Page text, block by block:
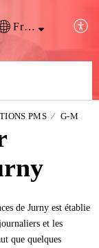
Français (France)
PMS G-M
de Jurny est établie
et les
que quelques